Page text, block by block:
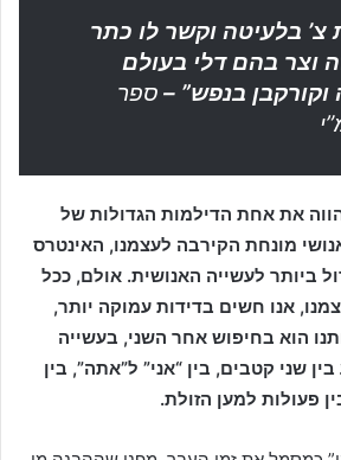
צ’ בלעיטה וקשר לו כתר
וצר בהם דלי בעולם
בנפש” – ספר
את אחת הדילמות הגדולות של
מונחת הקירבה לעצמנו, האינטרס
ביותר לעשייה האנושית. אולם, ככל
אנו חשים בדידות עמוקה יותר,
הוא בחיפוש אחר השני, בעשייה
שני קטבים, בין “אני” ל”אתה”, בין
פעולות למען הזולת.